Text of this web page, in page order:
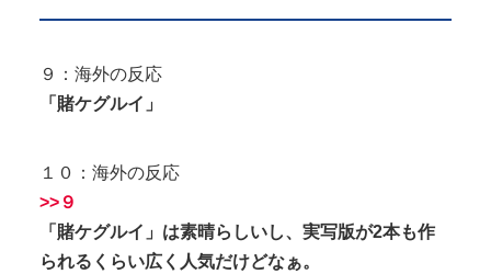
９：海外の反応
「賭ケグルイ」
１０：海外の反応
>>９
「賭ケグルイ」は素晴らしいし、実写版が2本も作
られるくらい広く人気だけどなぁ。